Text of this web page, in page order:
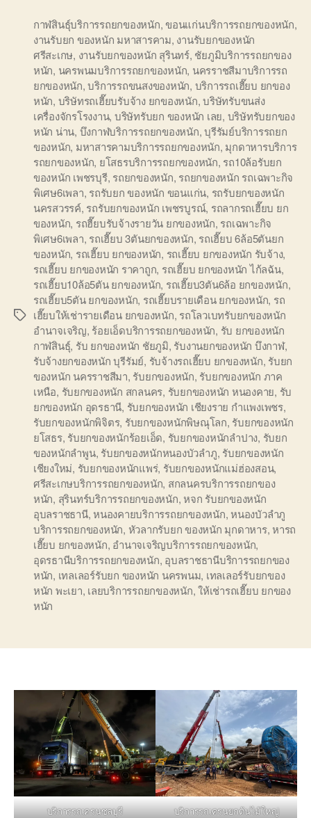
Tags
กาฬสินธุ์บริการรถยกของหนัก,ขอนแก่นบริการรถยกของหนัก,
งานรับยก ของหนัก มหาสารคาม, งานรับยกของหนัก
ศรีสะเกษ, งานรับยกของหนัก สุรินทร์, ชัยภูมิบริการรถยกของ
หนัก, นครพนมบริการรถยกของหนัก, นครราชสีมาบริการรถ
ยกของหนัก,บริการรถขนสงของหนัก, บริการรถเฮี๊ยบ ยกของ
หนัก, บริษัทรถเฮี๊ยบรับจ้าง ยกของหนัก,บริษัทรับขนส่ง
เครื่องจักรโรงงาน, บริษัทรับยก ของหนัก เลย, บริษัทรับยกของ
หนัก น่าน, บึงกาฬบริการรถยกของหนัก,บุรีรัมย์บริการรถยก
ของหนัก, มหาสารคามบริการรถยกของหนัก, มุกดาหารบริการ
รถยกของหนัก, ยโสธรบริการรถยกของหนัก, รถ10ล้อรับยก
ของหนัก เพชรบุรี, รถยกของหนัก, รถยกของหนัก รถเฉพาะกิจ
พิเศษ6เพลา, รถรับยก ของหนัก ขอนแก่น, รถรับยกของหนัก
นครสวรรค์, รถรับยกของหนัก เพชรบูรณ์, รถลากรถเฮี๊ยบ ยก
ของหนัก, รถฮี๊ยบรับจ้างรายวัน ยกของหนัก, รถเฉพาะกิจ
พิเศษ6เพลา, รถเฮี๊ยบ 3ตันยกของหนัก, รถเฮี๊ยบ 6ล้อ5ตันยก
ของหนัก, รถเฮี๊ยบ ยกของหนัก, รถเฮี๊ยบ ยกของหนัก รับจ้าง,
รถเฮี๊ยบ ยกของหนัก ราคาถูก, รถเฮี๊ยบ ยกของหนัก ไก้ลฉัน,
รถเฮี๊ยบ10ล้อ5ตัน ยกของหนัก, รถเฮี๊ยบ3ตัน6ล้อ ยกของหนัก,
รถเฮี๊ยบ5ตัน ยกของหนัก, รถเฮี๊ยบรายเดือน ยกของหนัก, รถ
เฮี๊ยบให้เช่ารายเดือน ยกของหนัก, รถโลวเบทรับยกของหนัก
อำนาจเจริญ, ร้อยเอ็ดบริการรถยกของหนัก, รับ ยกของหนัก
กาฬสินธุ์, รับ ยกของหนัก ชัยภูมิ, รับงานยกของหนัก บึงกาฬ,
รับจ้างยกของหนัก บุรีรัมย์, รับจ้างรถเฮี๊ยบ ยกของหนัก, รับยก
ของหนัก นครราชสีมา, รับยกของหนัก, รับยกของหนัก ภาค
เหนือ, รับยกของหนัก สกลนคร, รับยกของหนัก หนองคาย, รับ
ยกของหนัก อุดรธานี, รับยกของหนัก เชียงราย กำแพงเพชร,
รับยกของหนักพิจิตร, รับยกของหนักพิษณุโลก, รับยกของหนัก
ยโสธร, รับยกของหนักร้อยเอ็ด, รับยกของหนักลำปาง, รับยก
ของหนักลำพูน, รับยกของหนักหนองบัวลำภู, รับยกของหนัก
เชียงใหม่, รับยกของหนักแพร่, รับยกของหนักแม่ฮ่องสอน,
ศรีสะเกษบริการรถยกของหนัก, สกลนครบริการรถยกของ
หนัก, สุรินทร์บริการรถยกของหนัก,หจก รับยกของหนัก
อุบลราชธานี,หนองคายบริการรถยกของหนัก,หนองบัวลำภู
บริการรถยกของหนัก, หัวลากรับยก ของหนัก มุกดาหาร,หารถ
เฮี๊ยบ ยกของหนัก, อำนาจเจริญบริการรถยกของหนัก,
อุดรธานีบริการรถยกของหนัก, อุบลราชธานีบริการรถยกของ
หนัก, เทลเลอร์รับยก ของหนัก นครพนม, เทลเลอร์รับยกของ
หนัก พะเยา, เลยบริการรถยกของหนัก,ให้เช่ารถเฮี๊ยบ ยกของ
หนัก
บริการรถเครนชลบุรี บริการรถเครนยกต้นไม้ใหญ่